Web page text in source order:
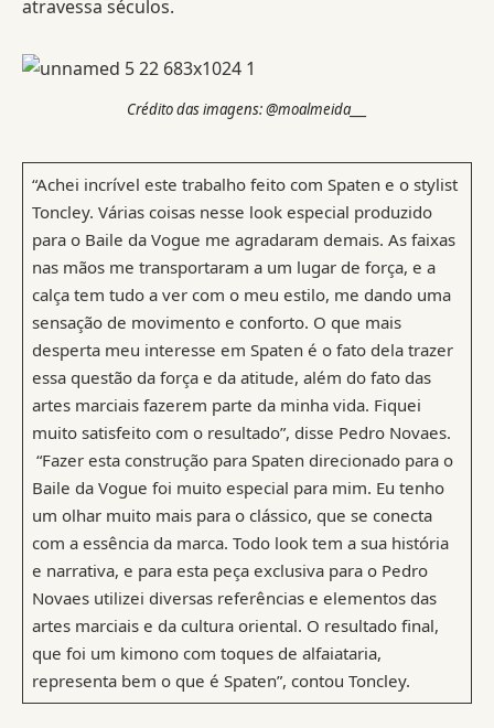
atravessa séculos.
Crédito das imagens: @moalmeida___
“Achei incrível este trabalho feito com Spaten e o stylist
Toncley. Várias coisas nesse look especial produzido
para o Baile da Vogue me agradaram demais. As faixas
nas mãos me transportaram a um lugar de força, e a
calça tem tudo a ver com o meu estilo, me dando uma
sensação de movimento e conforto. O que mais
desperta meu interesse em Spaten é o fato dela trazer
essa questão da força e da atitude, além do fato das
artes marciais fazerem parte da minha vida. Fiquei
muito satisfeito com o resultado”, disse Pedro Novaes.
“Fazer esta construção para Spaten direcionado para o
Baile da Vogue foi muito especial para mim. Eu tenho
um olhar muito mais para o clássico, que se conecta
com a essência da marca. Todo look tem a sua história
e narrativa, e para esta peça exclusiva para o Pedro
Novaes utilizei diversas referências e elementos das
artes marciais e da cultura oriental. O resultado final,
que foi um kimono com toques de alfaiataria,
representa bem o que é Spaten”, contou Toncley.